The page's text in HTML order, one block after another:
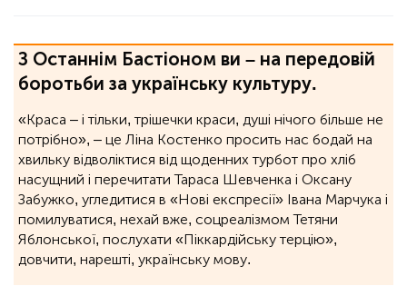
З Останнім Бастіоном ви – на передовій
боротьби за українську культуру.
«Краса – і тільки, трішечки краси, душі нічого більше не
потрібно», ‒ це Ліна Костенко просить нас бодай на
хвильку відволіктися від щоденних турбот про хліб
насущний і перечитати Тараса Шевченка і Оксану
Забужко, угледитися в «Нові експресії» Івана Марчука і
помилуватися, нехай вже, соцреалізмом Тетяни
Яблонської, послухати «Піккардійську терцію»,
довчити, нарешті, українську мову.